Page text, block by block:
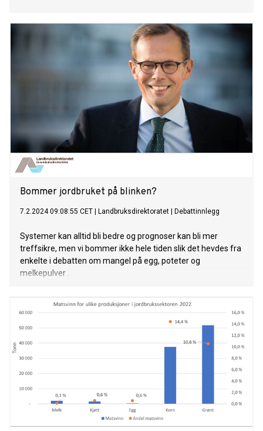
Bommer jordbruket på blinken?
7.2.2024 09:08:55 CET Landbruksdirektoratet Debattinnlegg
Systemer kan alltid bli bedre og prognoser kan bli mer
treffsikre, men vi bommer ikke hele tiden slik det hevdes fra
enkelte i debatten om mangel på egg, poteter og
melkepulver .